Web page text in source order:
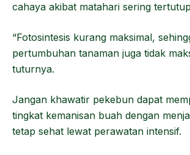
cahaya akibat matahari sering
“Fotosintesis kurang maksimal,
pertumbuhan tanaman juga tidak
tuturnya.
Jangan khawatir pekebun dapat
tingkat kemanisan buah dengan
tetap sehat lewat perawatan intensif.